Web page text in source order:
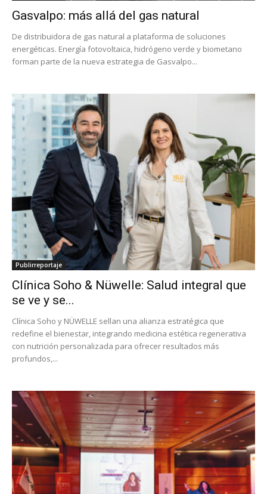
Gasvalpo: más allá del gas natural
De distribuidora de gas natural a plataforma de soluciones
energéticas. Energía fotovoltaica, hidrógeno verde y biometano
forman parte de la nueva estrategia de Gasvalpo...
Publirreportaje
Clínica Soho & Nüwelle: Salud integral que
se ve y se...
Clínica Soho y NÜWELLE sellan una alianza estratégica que
redefine el bienestar, integrando medicina estética regenerativa
con nutrición personalizada para ofrecer resultados más
profundos,...